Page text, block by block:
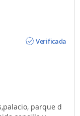
Verificada
parque d